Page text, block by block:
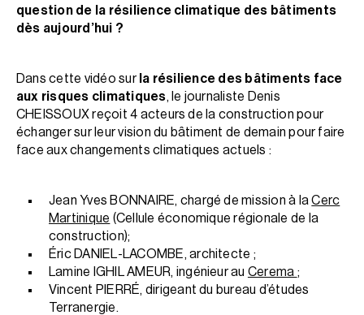
question de la résilience climatique des bâtiments
dès aujourd’hui ?
Dans cette vidéo sur la résilience des bâtiments face
aux risques climatiques, le journaliste Denis
CHEISSOUX reçoit 4 acteurs de la construction pour
échanger sur leur vision du bâtiment de demain pour faire
face aux changements climatiques actuels :
Jean Yves BONNAIRE, chargé de mission à laCerc
Martinique (Cellule économique régionale de la
construction);
Éric DANIEL-LACOMBE, architecte ;
Lamine IGHIL AMEUR, ingénieur au Cerema ;
Vincent PIERRÉ, dirigeant du bureau d’études
Terranergie.